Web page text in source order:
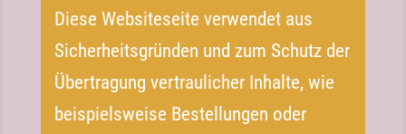
Diese Websiteseite verwendet aus
Sicherheitsgründen und zum Schutz der
Übertragung vertraulicher Inhalte, wie
beispielsweise Bestellungen oder